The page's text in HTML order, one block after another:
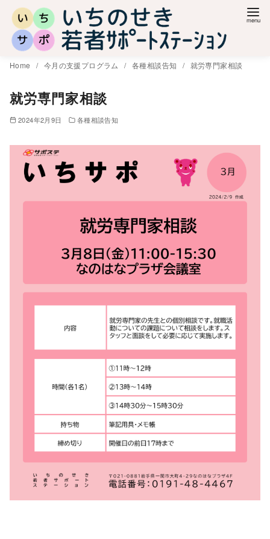
Home 今月の支援プログラム 各種相談告知 就労専門家相談
就労専門家相談
2024年2月9日 各種相談告知